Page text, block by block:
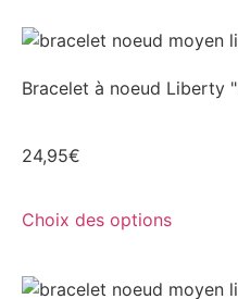
Bracelet à noeud Liberty
24,95€
Choix des options